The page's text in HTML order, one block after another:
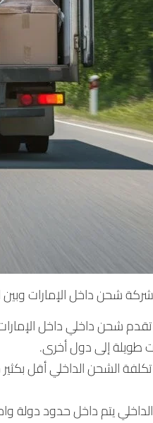
شحن داخل الإمارات وبين
شحن داخلي داخل
طويلة إلى دول أخرى.
الشحن الداخلي أقل
يتم داخل حدود دولة